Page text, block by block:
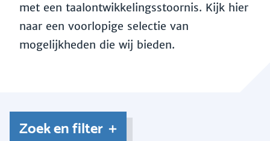
met een taalontwikkelingsstoornis. Kijk hier
naar een voorlopige selectie van
mogelijkheden die wij bieden.
Zoek en filter